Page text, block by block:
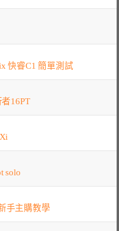
快睿C1 簡單測試
16PT
solo
手主購教學